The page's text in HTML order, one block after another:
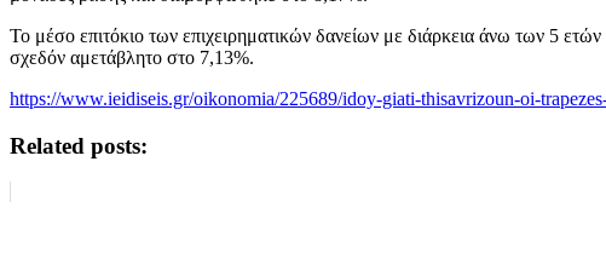
Το μέσο επιτόκιο των επιχειρηματικών δανείων με διάρκεια άνω των 5
σχεδόν αμετάβλητο στο 7,13%.
https://www.ieidiseis.gr/oikonomia/225689/idoy-giati-thisavrizoun-oi-
Related posts: